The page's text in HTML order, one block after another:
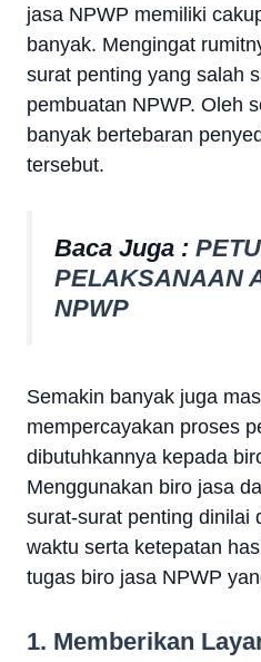
jasa NPWP memiliki
banyak. Mengingat
surat penting yang salah
pembuatan NPWP. Oleh
banyak bertebaran
tersebut.
Baca Juga :
PELAKSANAAN
NPWP
Semakin banyak juga
mempercayakan proses
dibutuhkannya kepada
Menggunakan biro jasa
surat-surat penting dinilai
waktu serta ketepatan
tugas biro jasa NPWP
1. Memberikan